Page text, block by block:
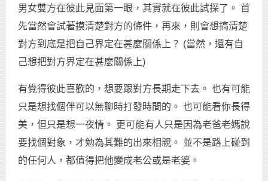
男女雙方在彼此見面第一眼，其實就在彼此試探了。 首
先當然會試著摸清楚對方的條件，再來，則會想搞清楚
對方到底是把自己界定在甚麼關係上？ (當然，還有自
己想把對方界定在甚麼關係上)
有覺得彼此喜歡的，想要跟對方長期走下去。 也有可能
只是想找個伴可以無聊時打發時間的。 也可能看你長得
美，但只是想一夜情。 更可能有人只是因為老爸老媽說
要找個對象，才勉為其難的出來相親。 並不是路上碰到
的任何人，都值得把他變成老公或是老婆。